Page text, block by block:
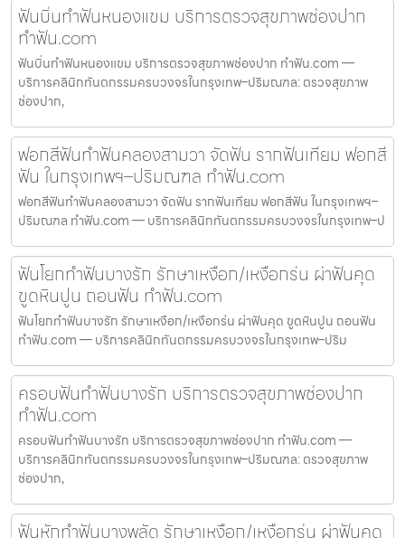
ฟันบิ่นทำฟันหนองแขม บริการตรวจสุขภาพช่องปาก
ทำฟัน.com
ฟันบิ่นทำฟันหนองแขม บริการตรวจสุขภาพช่องปาก ทำฟัน.com —
บริการคลินิกทันตกรรมครบวงจรในกรุงเทพ–ปริมณฑล: ตรวจสุขภาพ
ช่องปาก,
ฟอกสีฟันทำฟันคลองสามวา จัดฟัน รากฟันเทียม ฟอกสี
ฟัน ในกรุงเทพฯ–ปริมณฑล ทำฟัน.com
ฟอกสีฟันทำฟันคลองสามวา จัดฟัน รากฟันเทียม ฟอกสีฟัน ในกรุงเทพฯ–
ปริมณฑล ทำฟัน.com — บริการคลินิกทันตกรรมครบวงจรในกรุงเทพ–ป
ฟันโยกทำฟันบางรัก รักษาเหงือก/เหงือกร่น ผ่าฟันคุด
ขูดหินปูน ถอนฟัน ทำฟัน.com
ฟันโยกทำฟันบางรัก รักษาเหงือก/เหงือกร่น ผ่าฟันคุด ขูดหินปูน ถอนฟัน
ทำฟัน.com — บริการคลินิกทันตกรรมครบวงจรในกรุงเทพ–ปริม
ครอบฟันทำฟันบางรัก บริการตรวจสุขภาพช่องปาก
ทำฟัน.com
ครอบฟันทำฟันบางรัก บริการตรวจสุขภาพช่องปาก ทำฟัน.com —
บริการคลินิกทันตกรรมครบวงจรในกรุงเทพ–ปริมณฑล: ตรวจสุขภาพ
ช่องปาก,
ฟันหักทำฟันบางพลัด รักษาเหงือก/เหงือกร่น ผ่าฟันคุด